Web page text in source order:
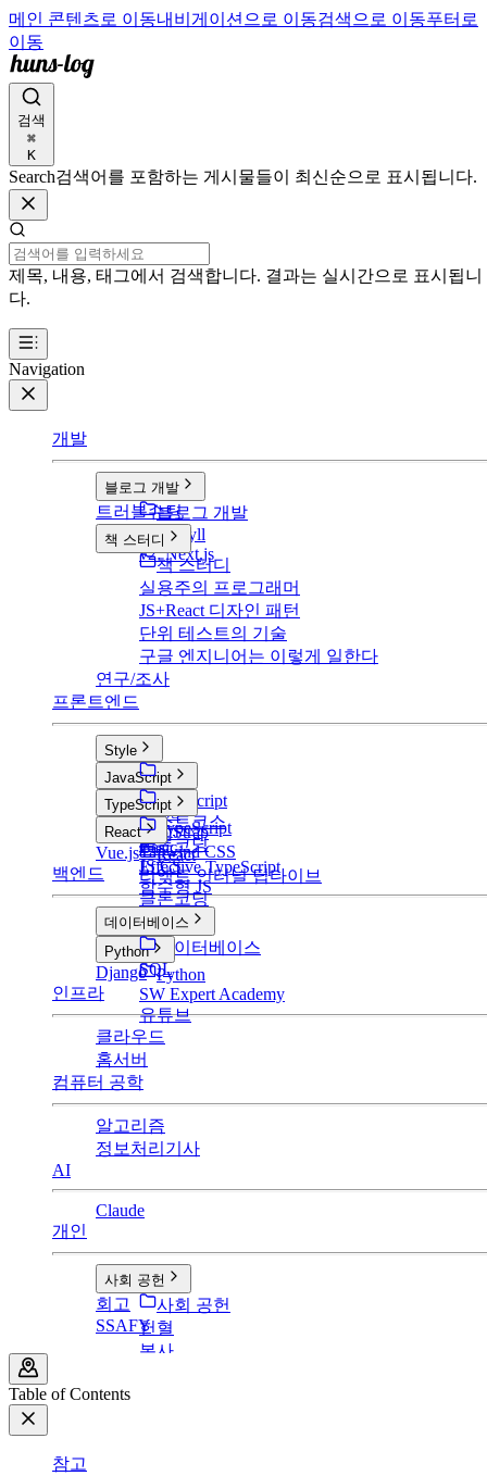
메인 콘텐츠로 이동내비게이션으로 이동검색으로 이동푸터로
이동
검색
⌘
K
Search검색어를 포함하는 게시물들이 최신순으로 표시됩니다.
제목, 내용, 태그에서 검색합니다. 결과는 실시간으로 표시됩니
다.
Navigation
개발
블로그 개발
블로그 개발
v1: Jekyll
v2: Next.js
트러블슈팅
책 스터디
책 스터디
실용주의 프로그래머
JS+React 디자인 패턴
단위 테스트의 기술
구글 엔지니어는 이렇게 일한다
연구/조사
프론트엔드
Style
Style
CSS
SCSS
BootStrap
Tailwind CSS
JavaScript
JavaScript
부스트코스
클론코딩
JS CS
함수형 JS
TypeScript
TypeScript
Basic
Effective TypeScript
React
React
리액트 인터널 딥다이브
클론코딩
Vue.js
백엔드
데이터베이스
데이터베이스
SQL
Python
Python
SW Expert Academy
유튜브
Django
인프라
클라우드
홈서버
컴퓨터 공학
알고리즘
정보처리기사
AI
Claude
개인
사회 공헌
사회 공헌
헌혈
봉사
회고
SSAFY
Table of Contents
참고